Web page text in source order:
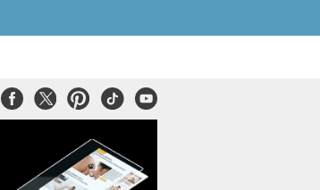
FacebookTwitterPinterest
TiktokYoutube